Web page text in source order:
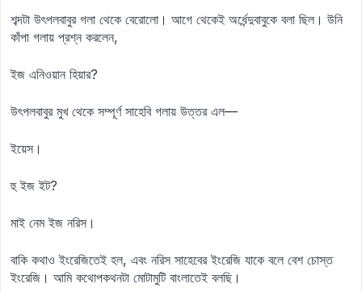
শব্দটা উৎপলবাবুর গলা থেকে বেরোলো। আগে থেকেই অর্ধেন্দুবাবুকে বলা ছিল। উনি
কাঁপা গলায় প্রশ্ন করলেন,
ইজ এনিওয়ান হিয়ার?
উৎপলবাবুর মুখ থেকে সম্পূর্ণ সাহেবি গলায় উত্তর এল—
ইয়েস।
হু ইজ ইট?
মাই নেম ইজ নরিস।
বাকি কথাও ইংরেজিতেই হল, এবং নরিস সাহেবের ইংরেজি যাকে বলে বেশ চোস্ত
ইংরেজি। আমি কথোপকথনটা মোটামুটি বাংলাতেই বলছি।